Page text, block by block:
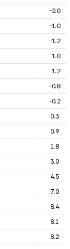
-2.0
-1.0
-1.2
-1.0
-1.2
-0.8
-0.2
0.3
0.9
1.8
3.0
4.5
7.0
8.4
8.1
8.2